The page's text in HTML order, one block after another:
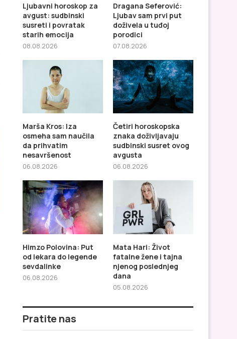
Četiri horoskopska znaka
doživljavaju sudbinski susret
ovog avgusta
Himzo Polovina: Put
do legende
Ljubavni horoskop za
avgust: sudbinski
susreti i povratak
starih emocija
08.08.2026
Dragana Seferović:
Ljubav sam prvi put
doživela u tuđoj
porodici
07.08.2026
Marša Kros: Iza
osmeha sam naučila
da prihvatim
nesavršenost
06.08.2026
Četiri horoskopska
znaka doživljavaju
sudbinski susret ovog
avgusta
06.08.2026
Himzo Polovina: Put
od lekara do legende
sevdalinke
06.08.2026
Mata Hari: Život
fatalne žene i tajna
njenog poslednjeg
dana
05.08.2026
Pratite nas